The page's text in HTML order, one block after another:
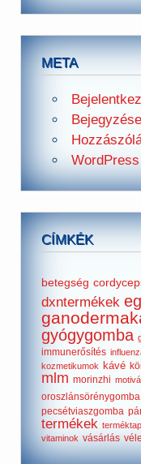
META
CÍMKÉK
betegség
dxntermékek
gyógygomba
immunerősítés
kozmetikumok kávé
mlm morinzhi
oroszlánsörénygomba
pecsétviaszgomba
termékek
vitaminok vásárlás